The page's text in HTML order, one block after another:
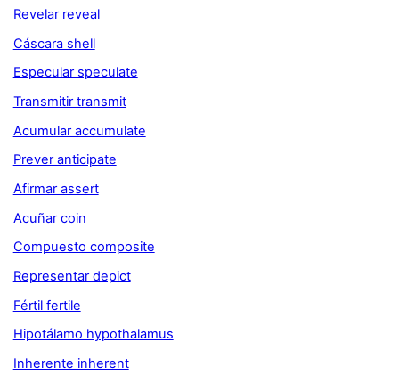
Revelar reveal
Cáscara shell
Especular speculate
Transmitir transmit
Acumular accumulate
Prever anticipate
Afirmar assert
Acuñar coin
Compuesto composite
Representar depict
Fértil fertile
Hipotálamo hypothalamus
Inherente inherent